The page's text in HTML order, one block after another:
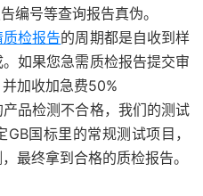
号等查询报告真伪。
质检报告的周期都是自收到样
如果您急需质检报告提交审
加收加急费50%
品检测不合格，我们的测试
国标里的常规测试项目，
最终拿到合格的质检报告。